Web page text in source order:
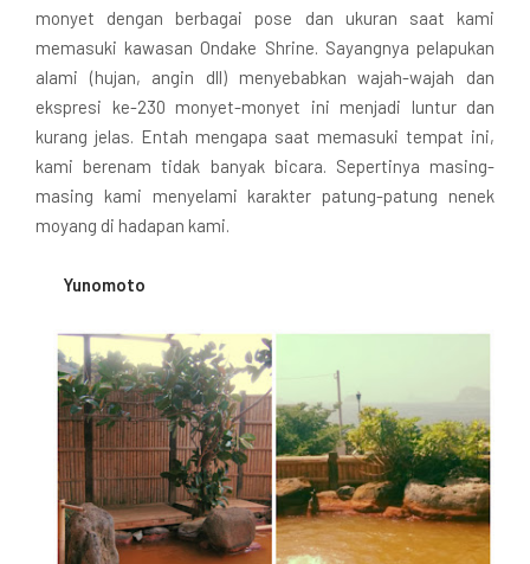
monyet dengan berbagai pose dan ukuran saat kami
memasuki kawasan Ondake Shrine. Sayangnya pelapukan
alami (hujan, angin dll) menyebabkan wajah-wajah dan
ekspresi ke-230 monyet-monyet ini menjadi luntur dan
kurang jelas. Entah mengapa saat memasuki tempat ini,
kami berenam tidak banyak bicara. Sepertinya masing-
masing kami menyelami karakter patung-patung nenek
moyang di hadapan kami.
Yunomoto